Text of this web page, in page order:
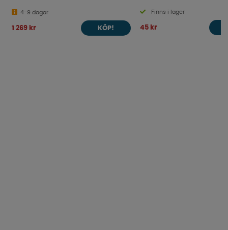
4-9 dagar
1 269 kr KÖP!
Finns i lager
45 kr